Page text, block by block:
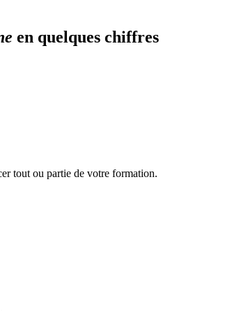
en quelques chiffres
tout ou partie de votre formation.